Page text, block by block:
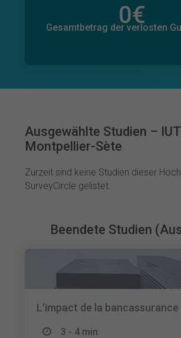
0€
Gesamtbetrag der verlosten
0€
Gesamtbetrag der zugesagten
Ausgewählte Studien –
Montpellier-Sète
Zurzeit sind keine Studien dieser
SurveyCircle gelistet.
Beendete Studien
L'impact de la bancassurance
3 - 4 min